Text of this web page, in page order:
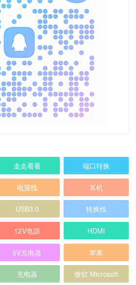
走走看看 端口转换
电源线 耳机
USB3.0 转换线
12V电源 HDMI
5V充电器 苹果
充电器 微软 Microsoft